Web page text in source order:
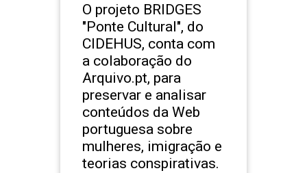
O projeto BRIDGES
"Ponte Cultural", do
CIDEHUS, conta com
a colaboração do
Arquivo.pt, para
preservar e analisar
conteúdos da Web
portuguesa sobre
mulheres, imigração e
teorias conspirativas.